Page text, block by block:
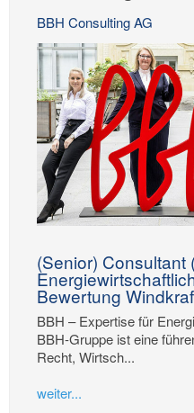
BBH Consulting AG
(Senior) Consultant
Bewertung
BBH – Expertise für
BBH-Gruppe ist eine
Recht, Wirtsch...
weiter...